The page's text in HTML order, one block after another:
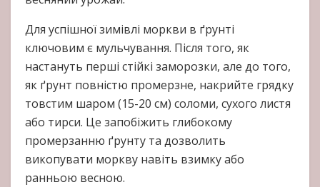
Для успішної зимівлі моркви в ґрунті
ключовим є мульчування. Після того, як
настануть перші стійкі заморозки, але до того,
як ґрунт повністю промерзне, накрийте грядку
товстим шаром (15-20 см) соломи, сухого листя
або тирси. Це запобіжить глибокому
промерзанню ґрунту та дозволить
викопувати моркву навіть взимку або
ранньою весною.